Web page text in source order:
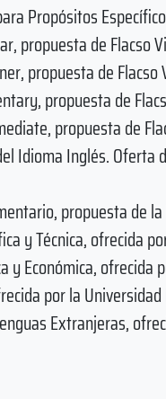
Propósitos
propuesta de Flacso
propuesta de Flacso
propuesta de
propuesta de
Idioma Inglés. Oferta
propuesta de la
y Técnica, ofrecida
y Económica, ofrecida
por la Universidad
Extranjeras,